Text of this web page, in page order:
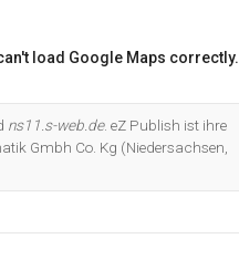
load Google Maps correctly.
ns11.s-web.de. eZ Publish ist ihre
Gmbh Co. Kg (Niedersachsen,